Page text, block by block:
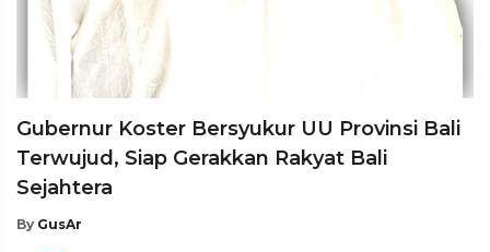
Gubernur Koster Bersyukur UU Provinsi Bali
Terwujud, Siap Gerakkan Rakyat Bali
Sejahtera
By GusAr